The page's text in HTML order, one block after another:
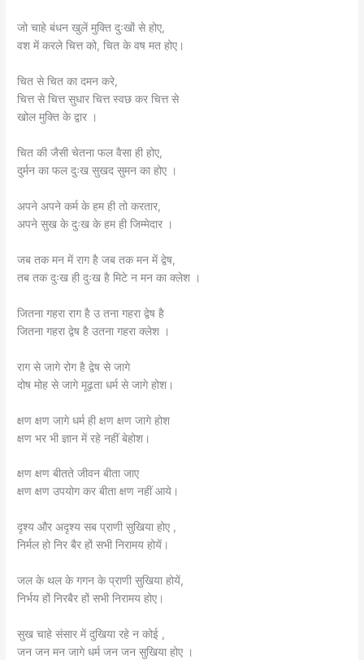
जो चाहे बंधन खुलें मुक्ति दुःखों से होए,
वश में करले चित्त को, चित के वष मत होए।
चित से चित का दमन करे,
चित्त से चित्त सुधार चित्त स्वछ कर चित्त से
खोल मुक्ति के द्वार ।
चित की जैसी चेतना फल वैसा ही होए,
दुर्मन का फल दुःख सुखद सुमन का होए ।
अपने अपने कर्म के हम ही तो करतार,
अपने सुख के दुःख के हम ही जिम्मेदार ।
जब तक मन में राग है जब तक मन में द्वेष,
तब तक दुःख ही दुःख है मिटे न मन का क्लेश ।
जितना गहरा राग है उ तना गहरा द्वेष है
जितना गहरा द्वेष है उतना गहरा क्लेश ।
राग से जागे रोग है द्वेष से जागे
दोष मोह से जागे मूढ़ता धर्म से जागे होश।
क्षण क्षण जागे धर्म ही क्षण क्षण जागे होश
क्षण भर भी ज्ञान में रहे नहीं बेहोश।
क्षण क्षण बीतते जीवन बीता जाए
क्षण क्षण उपयोग कर बीता क्षण नहीं आये।
दृश्य और अदृश्य सब प्राणी सुखिया होए ,
निर्मल हो निर बैर हों सभी निरामय होयें।
जल के थल के गगन के प्राणी सुखिया होयें,
निर्भय हों निरबैर हों सभी निरामय होए।
सुख चाहे संसार में दुखिया रहे न कोई ,
जन जन मन जागे धर्म जन जन सुखिया होए ।